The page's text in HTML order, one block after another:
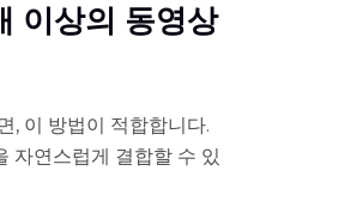
이상의 동영상
, 이 방법이 적합합니다.
자연스럽게 결합할 수 있